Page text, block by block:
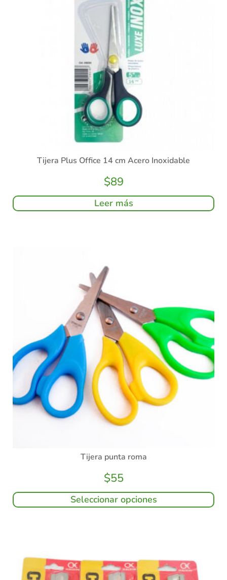
Tijera Plus Office 14 cm Acero Inoxidable
$89
Leer más
Tijera punta roma
$55
Seleccionar opciones